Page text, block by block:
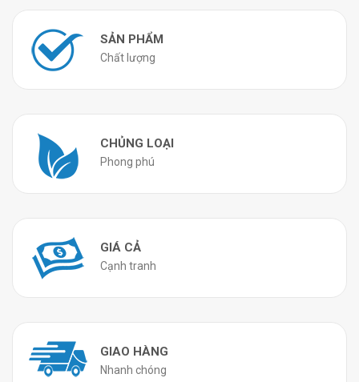
SẢN PHẨM
Chất lượng
CHỦNG LOẠI
Phong phú
GIÁ CẢ
Cạnh tranh
GIAO HÀNG
Nhanh chóng